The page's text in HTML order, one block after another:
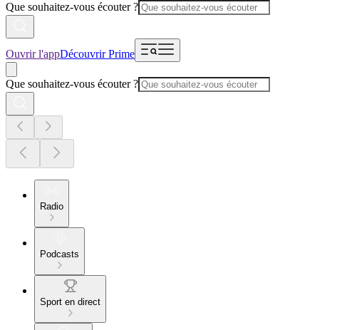
Que souhaitez-vous écouter ?
Ouvrir l'appDécouvrir Prime
Que souhaitez-vous écouter ?
Radio
Podcasts
Sport en direct